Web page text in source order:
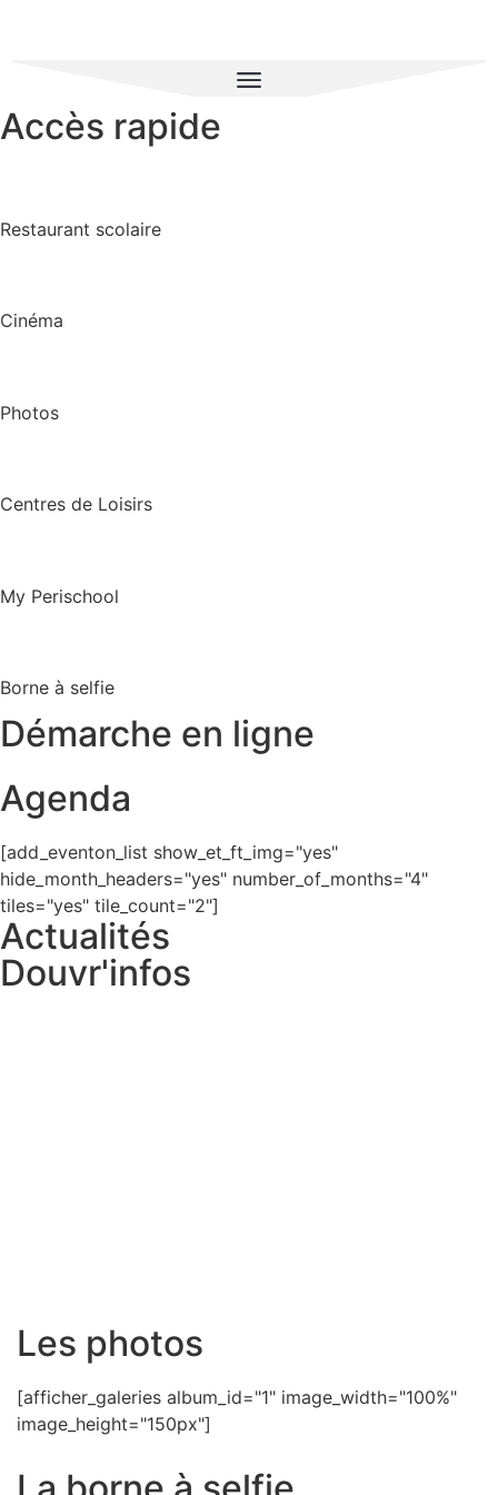
Accès rapide
Restaurant scolaire
Cinéma
Photos
Centres de Loisirs
My Perischool
Borne à selfie
Démarche en ligne
Agenda
[add_eventon_list show_et_ft_img="yes"
hide_month_headers="yes" number_of_months="4"
tiles="yes" tile_count="2"]
Actualités
Douvr'infos
Les photos
[afficher_galeries album_id="1" image_width="100%"
image_height="150px"]